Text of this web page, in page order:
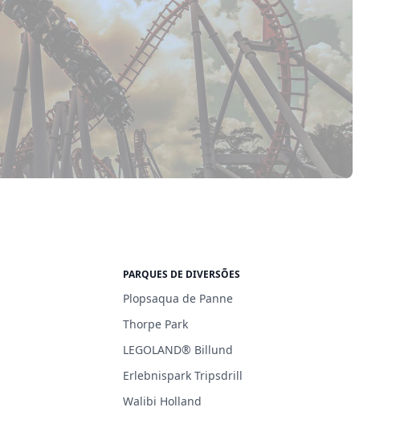
PARQUES DE DIVERSÕES
Plopsaqua de Panne
Thorpe Park
LEGOLAND® Billund
Erlebnispark Tripsdrill
Walibi Holland